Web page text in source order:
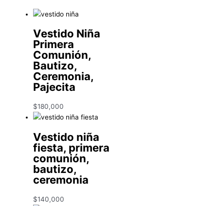
Vestido Niña
Primera
Comunión,
Bautizo,
Ceremonia,
Pajecita
$180,000
Vestido niña
fiesta, primera
comunión,
bautizo,
ceremonia
$140,000